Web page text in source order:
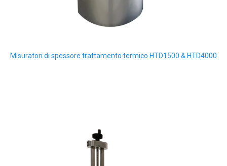
Misuratori di spessore trattamento termico HTD1500 & HTD4000